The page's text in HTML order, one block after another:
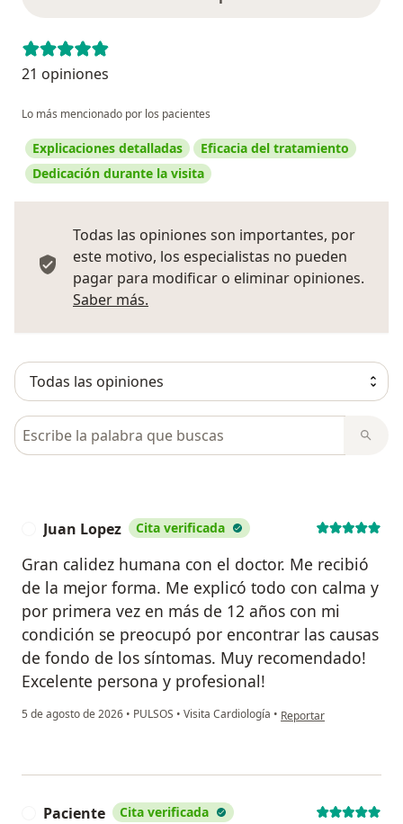
21 opiniones
Lo más mencionado por los pacientes
Explicaciones detalladas
Eficacia del tratamiento
Dedicación durante la visita
Todas las opiniones son importantes, por
este motivo, los especialistas no pueden
pagar para modificar o eliminar opiniones.
Saber más.
Busca en opiniones
Juan Lopez Cita verificada
Gran calidez humana con el doctor. Me recibió
de la mejor forma. Me explicó todo con calma y
por primera vez en más de 12 años con mi
condición se preocupó por encontrar las causas
de fondo de los síntomas. Muy recomendado!
Excelente persona y profesional!
5 de agosto de 2026 • PULSOS • Visita Cardiología • en opinión del usuario
Reportar
Paciente Cita verificada